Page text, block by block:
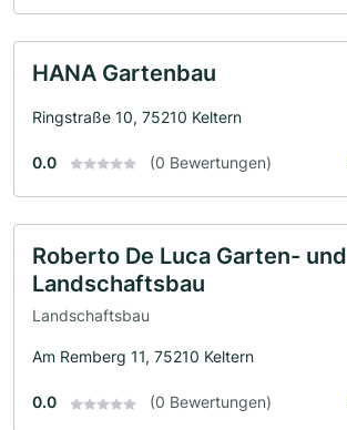
HANA Gartenbau
Ringstraße 10, 75210 Keltern
0.0 (0 Bewertungen)
Roberto De Luca Garten- und
Landschaftsbau
Landschaftsbau
Am Remberg 11, 75210 Keltern
0.0 (0 Bewertungen)